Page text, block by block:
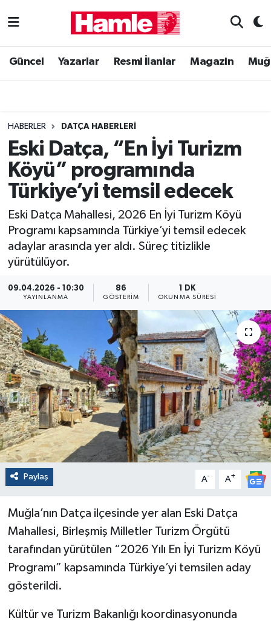
Güncel Yazarlar Resmi İlanlar Magazin
HABERLER DATÇA HABERLERI
Eski Datça, “En İyi Turizm
Köyü” programında
Türkiye’yi temsil edecek
Eski Datça Mahallesi, 2026 En İyi Turizm Köyü
Programı kapsamında Türkiye’yi temsil edecek
adaylar arasında yer aldı. Süreç titizlikle
yürütülüyor.
09.04.2026 - 10:30
YAYINLANMA
86
GÖSTERIM
1 DK
OKUNMA SÜRESI
Paylaş A- A+
Muğla’nın Datça ilçesinde yer alan Eski Datça
Mahallesi, Birleşmiş Milletler Turizm Örgütü
tarafından yürütülen “2026 Yılı En İyi Turizm Köyü
Programı” kapsamında Türkiye’yi temsilen aday
gösterildi.
Kültür ve Turizm Bakanlığı koordinasyonunda
Güncel
Magazin
Muğla Haber
Siyaset
Muğla Nöbetçi Eczaneler
Muğla Trafik Yoğunluk Haritası
Süper Lig Puan Durumu ve Fikstür
Tüm Manşetler
Son Dakika Haberleri
Haber Arşivi